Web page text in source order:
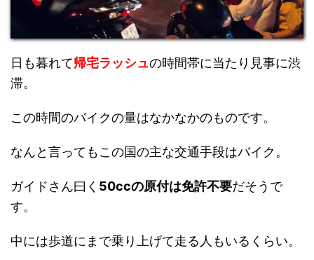
日も暮れて帰宅ラッシュの時間帯に当たり見事に渋
滞。
この時間のバイクの量はなかなかのものです。
なんと言ってもこの国の主な交通手段はバイク。
ガイドさん曰く 50ccの原付は免許不要だそうで
す。
中には歩道にまで乗り上げて走る人もいるくらい。